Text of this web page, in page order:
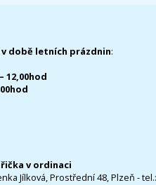
době letních prázdnin:
12,00hod
v ordinaci
Jílková, Prostřední 48, Plzeň - tel.: